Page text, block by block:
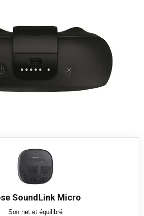
SoundLink Micro
Son net et équilibré